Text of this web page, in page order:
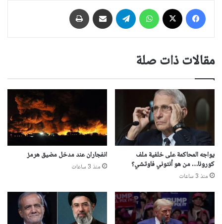
فيسبوك واتساب تيلقرام مشاركة عبر البريد
مقالات ذات صلة
يواجه المحاكمة على خلفية ملف
كورونا… من هو أنتوني فاوتشي؟
منذ 3 ساعات
انفجاران عند مدخل مضيق هرمز
منذ 3 ساعات